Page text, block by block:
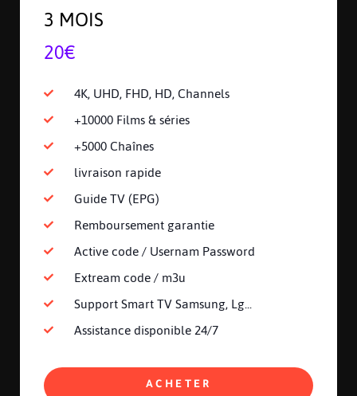
3 MOIS
20€
4K, UHD, FHD, HD, Channels
+10000 Films & séries
+5000 Chaînes
livraison rapide
Guide TV (EPG)
Remboursement garantie
Active code / Usernam Password
Extream code / m3u
Support Smart TV Samsung, Lg...
Assistance disponible 24/7
ACHETER